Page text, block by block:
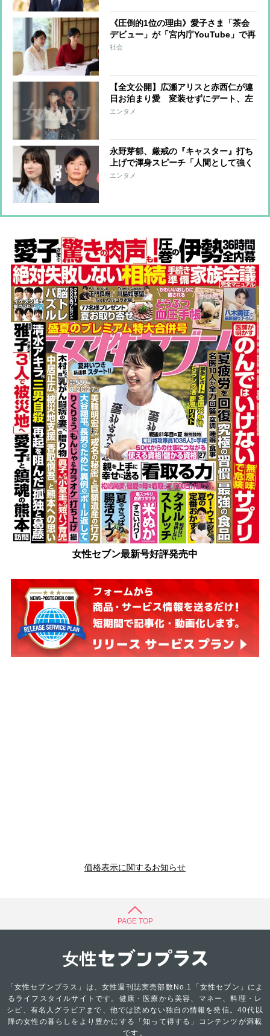
《圧倒的1位の理由》愛子さま「茶会
デビュー」が「宮内庁YouTube」で再
生回数トップ「佳子さまとのコラボ」
社会
【全文公開】広瀬アリスと赤西仁が連
日お泊まり愛 変装せずにデート、左
手薬指にはお揃いの指輪…出会って1
エンタメ
永野芽郁、厳戒の『キャスター』打ち
上げで渾身スピーチ「人間として強く
なる期間だった」参加者は呆れたり感
エンタメ
女性セブン最新号好評発売中
価格表示に関するお知らせ
PAGE TOP
「女性セブンプラス」は、女性週刊誌実売部数No.1「女性セブン」によ
るライフスタイルサイトです。健康・医療から美容、マネー、料理・レ
シピ、有名人グラビアまで、他では読めない独自の情報を発信。40代以
降の女性の暮らしをより豊かにする「知って得する」コンテンツが満載
です。